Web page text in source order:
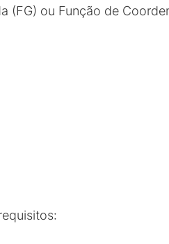
ou Função de